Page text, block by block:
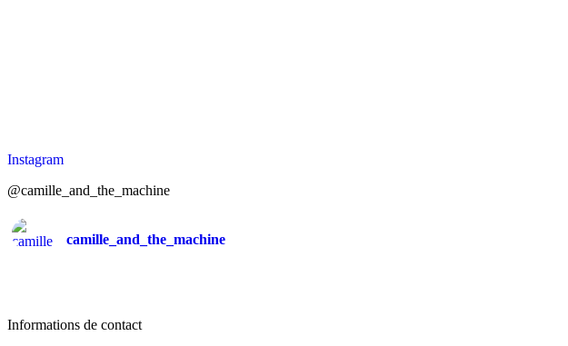
Instagram
@camille_and_the_machine
camille_and_the_machine
Informations de contact